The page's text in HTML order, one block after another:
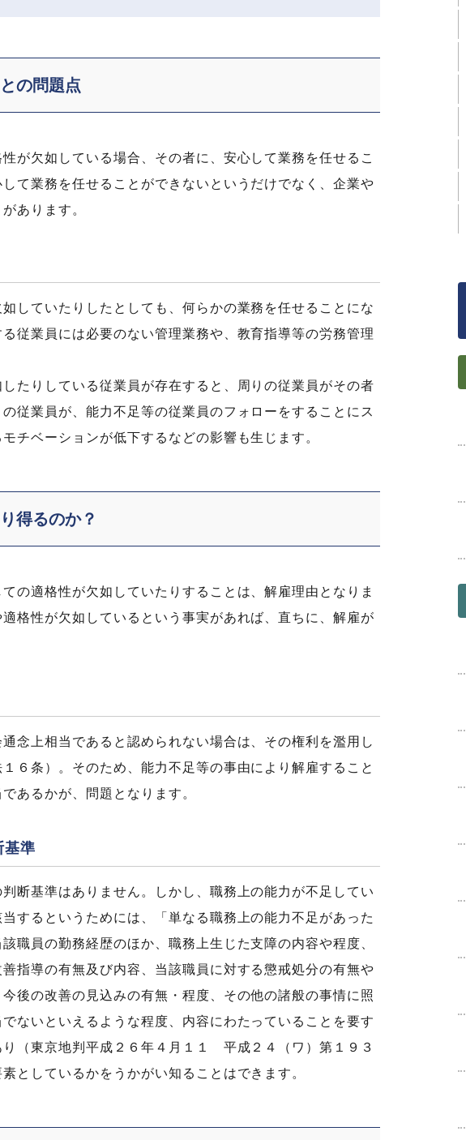
の問題点
が欠如している場合、その者に、安心して業務を任せるこ
て業務を任せることができないというだけでなく、企業や
あります。
していたりしたとしても、何らかの業務を任せることにな
従業員には必要のない管理業務や、教育指導等の労務管理
たりしている従業員が存在すると、周りの従業員がその者
従業員が、能力不足等の従業員のフォローをすることにス
チベーションが低下するなどの影響も生じます。
得るのか？
の適格性が欠如していたりすることは、解雇理由となりま
格性が欠如しているという事実があれば、直ちに、解雇が
念上相当であると認められない場合は、その権利を濫用し
６条）。そのため、能力不足等の事由により解雇すること
あるかが、問題となります。
基準
断基準はありません。しかし、職務上の能力が不足してい
するというためには、「単なる職務上の能力不足があった
職員の勤務経歴のほか、職務上生じた支障の内容や程度、
指導の有無及び内容、当該職員に対する懲戒処分の有無や
後の改善の見込みの有無・程度、その他の諸般の事情に照
ないといえるような程度、内容にわたっていることを要す
（東京地判平成２６年４月１１ 平成２４（ワ）第１９３
としているかをうかがい知ることはできます。